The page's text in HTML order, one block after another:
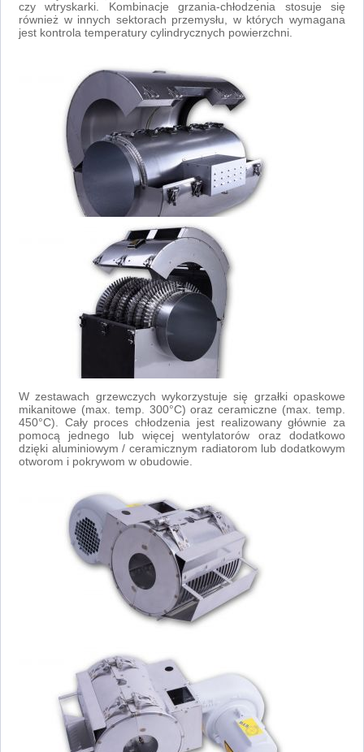
czy wtryskarki. Kombinacje grzania-chłodzenia stosuje się
również w innych sektorach przemysłu, w których wymagana
jest kontrola temperatury cylindrycznych powierzchni.
W zestawach grzewczych wykorzystuje się grzałki opaskowe
mikanitowe (max. temp. 300°C) oraz ceramiczne (max. temp.
450°C). Cały proces chłodzenia jest realizowany głównie za
pomocą jednego lub więcej wentylatorów oraz dodatkowo
dzięki aluminiowym / ceramicznym radiatorom lub dodatkowym
otworom i pokrywom w obudowie.